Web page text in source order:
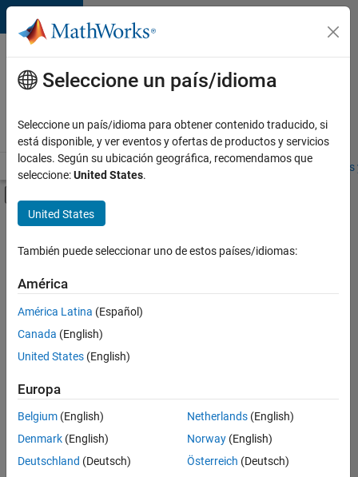
Saltar al contenido
Ofertas
de
empleo
MathWorks
Visión general Búsqueda de empleo Oficinas locales
Contenido principal
FILTRADO POR
Ordenar por
Guardar
empleos
seleccionados
No se
Seleccione un país/idioma
Seleccione un país/idioma para obtener contenido traducido, si
está disponible, y ver eventos y ofertas de productos y servicios
locales. Según su ubicación geográfica, recomendamos que
seleccione:United States.
United States
También puede seleccionar uno de estos países/idiomas:
América
América Latina (Español)
Canada (English)
United States (English)
Europa
Belgium (English)
Denmark (English)
Deutschland (Deutsch)
Netherlands(English)
Norway(English)
Österreich (Deutsch)